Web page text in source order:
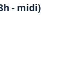
- midi)